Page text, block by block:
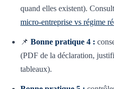
quand elles existent).
micro-entreprise vs régime
📌 Bonne pratique 4 :
(PDF de la déclaration,
tableaux).